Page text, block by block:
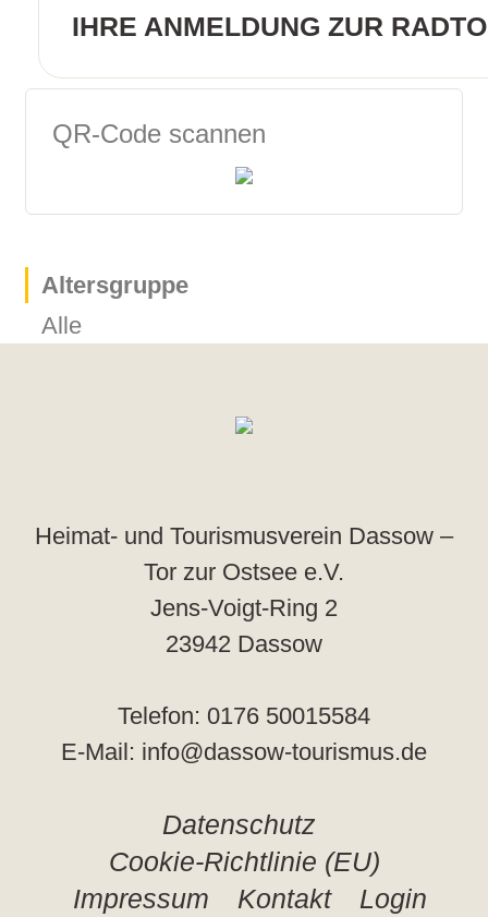
IHRE ANMELDUNG ZUR
QR-Code scannen
Altersgruppe
Alle
Heimat- und Tourismusverein Dassow –
Tor zur Ostsee e.V.
Jens-Voigt-Ring 2
23942 Dassow
Telefon: 0176 50015584
E-Mail: info@dassow-tourismus.de
Datenschutz
Cookie-Richtlinie (EU)
Impressum
Kontakt Login